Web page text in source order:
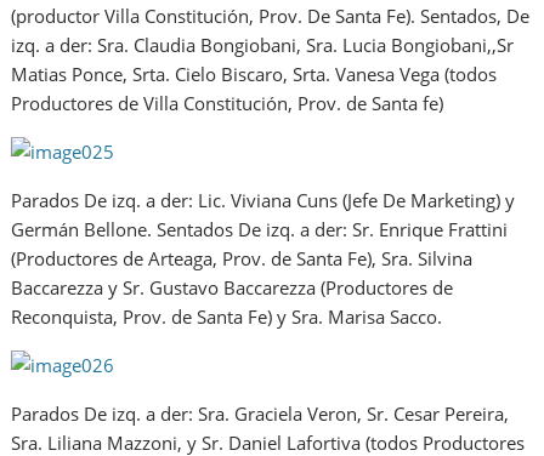
(productor Villa Constitución, Prov. De Santa Fe). Sentados, De
izq. a der: Sra. Claudia Bongiobani, Sra. Lucia Bongiobani,,Sr
Matias Ponce, Srta. Cielo Biscaro, Srta. Vanesa Vega (todos
Productores de Villa Constitución, Prov. de Santa fe)
Parados De izq. a der: Lic. Viviana Cuns (Jefe De Marketing) y
Germán Bellone. Sentados De izq. a der: Sr. Enrique Frattini
(Productores de Arteaga, Prov. de Santa Fe), Sra. Silvina
Baccarezza y Sr. Gustavo Baccarezza (Productores de
Reconquista, Prov. de Santa Fe) y Sra. Marisa Sacco.
Parados De izq. a der: Sra. Graciela Veron, Sr. Cesar Pereira,
Sra. Liliana Mazzoni, y Sr. Daniel Lafortiva (todos Productores